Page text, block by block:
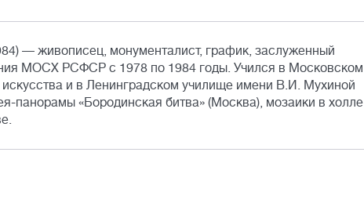
— живописец, монументалист, график, заслуженный
МОСХ РСФСР с 1978 по 1984 годы. Учился в Московском
искусства и в Ленинградском училище имени В.И. Мухиной
панорамы «Бородинская битва» (Москва), мозаики в холле